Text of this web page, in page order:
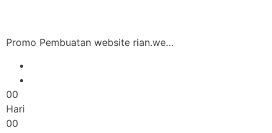
Promo Pembuatan website rian.we…
00
Hari
00